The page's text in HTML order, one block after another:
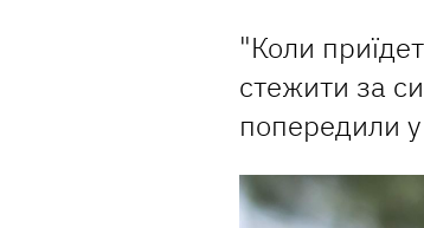
"Коли
стежити за
попередили у